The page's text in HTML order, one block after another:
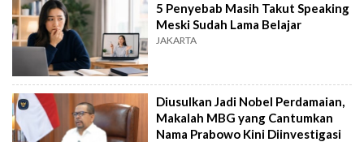
5 Penyebab Masih Takut Speaking
Meski Sudah Lama Belajar
JAKARTA
Diusulkan Jadi Nobel Perdamaian,
Makalah MBG yang Cantumkan
Nama Prabowo Kini Diinvestigasi